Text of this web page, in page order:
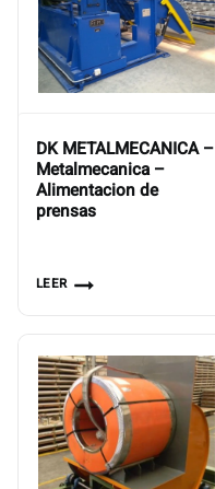
DK METALMECANICA –
Metalmecanica –
Alimentacion de
prensas
LEER